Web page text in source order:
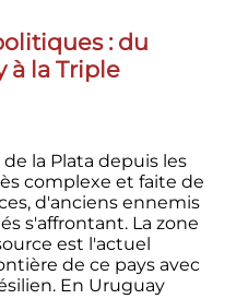
: du
à la Triple
la Plata depuis les
complexe et faite de
d'anciens ennemis
s'affrontant. La zone
est l'actuel
de ce pays avec
En Uruguay